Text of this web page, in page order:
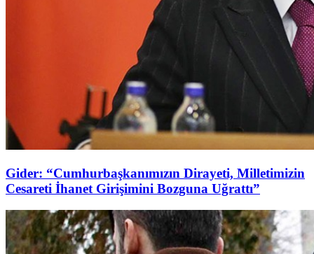
Gider: “Cumhurbaşkanımızın Dirayeti, Milletimizin
Cesareti İhanet Girişimini Bozguna Uğrattı”